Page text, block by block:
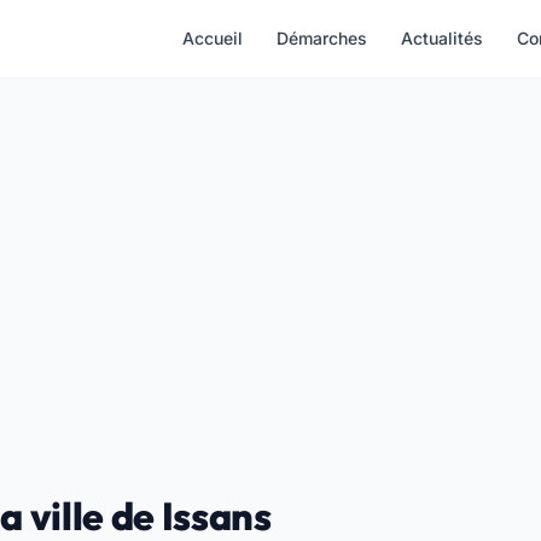
Accueil Démarches Actualités
ville de Issans